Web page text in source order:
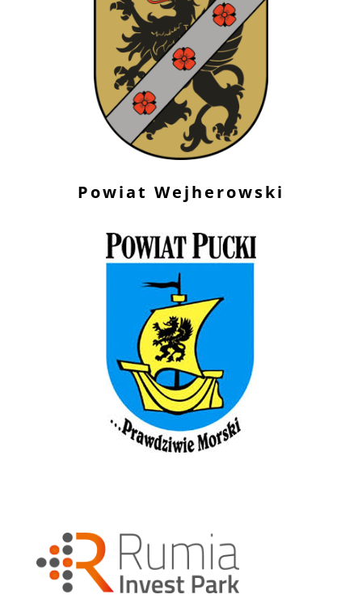
Powiat Wejherowski